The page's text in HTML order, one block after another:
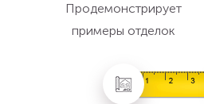
Продемонстрирует
примеры отделок